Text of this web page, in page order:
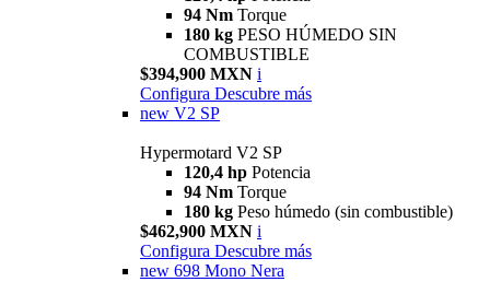
94 Nm Torque
180 kg PESO HÚMEDO SIN
COMBUSTIBLE
$394,900 MXN i
Configura Descubre más
new V2 SP
Hypermotard V2 SP
120,4 hp Potencia
94 Nm Torque
180 kg Peso húmedo (sin combustible)
$462,900 MXN i
Configura Descubre más
new 698 Mono Nera